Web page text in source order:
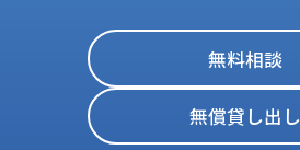
無料相談
無償貸し出し